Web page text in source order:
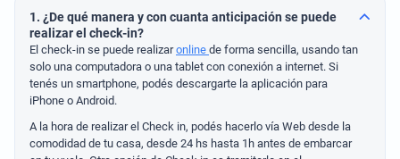
1. ¿De qué manera y con cuanta anticipación se puede
realizar el check-in?
El check-in se puede realizaronline de forma sencilla, usando tan
solo una computadora o una tablet con conexión a internet. Si
tenés un smartphone, podés descargarte la aplicación para
iPhone o Android.
A la hora de realizar el Check in, podés hacerlo vía Web desde la
comodidad de tu casa, desde 24 hs hasta 1h antes de embarcar